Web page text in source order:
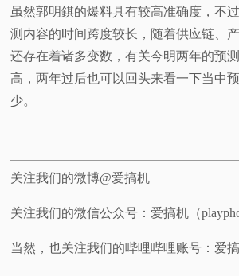
虽然郭明錤的爆料具有较高准确度，不
测内容的时间跨度较长，随着供应链、
还存在着诸多变数，有关今明两年的预
高，两年过后也可以回头来看一下当中
少。
关注我们的微博@爱搞机
关注我们的微信公众号：爱搞机（
当然，也关注我们的哔哩哔哩账号：爱